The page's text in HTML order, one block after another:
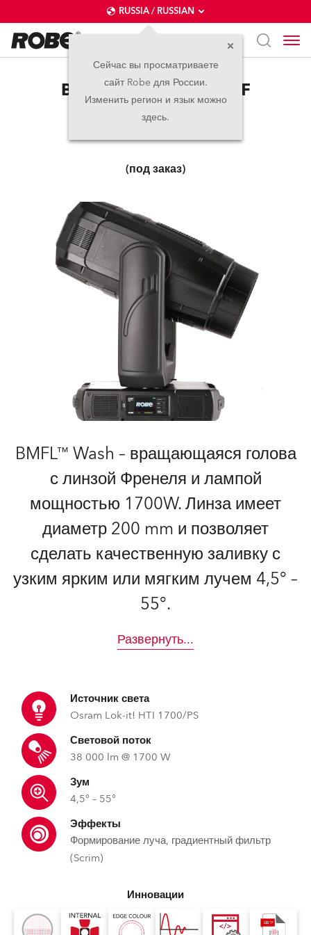
RUSSIA / RUSSIAN
Сейчас вы просматриваете
сайт Robe для России.
Изменить регион и язык можно
здесь.
BMFL™ Wash / Wash XF
прекращено
(под заказ)
BMFL™ Wash – вращающаяся голова
с линзой Френеля и лампой
мощностью 1700W. Линза имеет
диаметр 200 mm и позволяет
сделать качественную заливку с
узким ярким или мягким лучем 4,5° –
55°.
Развернуть...
Источник света
Osram Lok-it! HTI 1700/PS
Световой поток
38 000 lm @ 1700 W
Зум
4,5° – 55°
Эффекты
Формирование луча, градиентный фильтр
(Scrim)
Инновации